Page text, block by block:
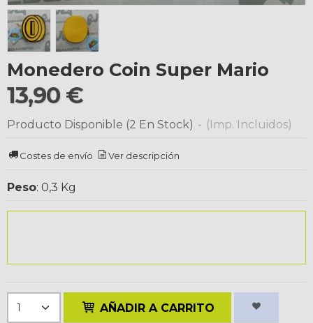
Monedero Coin Super Mario
13,90 €
Producto Disponible (2 En Stock) - (Imp. Incluidos)
Costes de envío Ver descripción
Peso: 0,3 Kg
AÑADIR A CARRITO